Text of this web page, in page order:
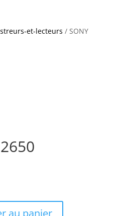
et-lecteurs / SONY
au panier